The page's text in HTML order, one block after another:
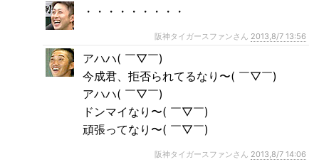
・・・・・・・・・
阪神タイガースファンさん 2013,8/7 13:56
アハハ( ￣▽￣)
今成君、拒否られてるなり〜( ￣▽￣)
アハハ( ￣▽￣)
ドンマイなり〜( ￣▽￣)
頑張ってなり〜( ￣▽￣)
阪神タイガースファンさん 2013,8/7 14:06